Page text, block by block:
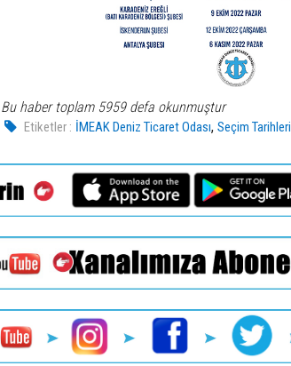
Bu haber toplam 5959 defa okunmuştur
Etiketler : İMEAK Deniz Ticaret Odası,Seçim Tarihleri